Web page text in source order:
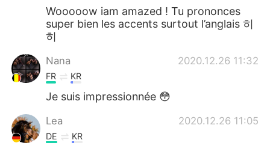
Wooooow iam amazed ! Tu prononces
super bien les accents surtout l’anglais 히
히
Nana 2020.12.26 11:32
FR KR
Je suis impressionnée 😳
Lea 2020.12.26 11:05
DE KR